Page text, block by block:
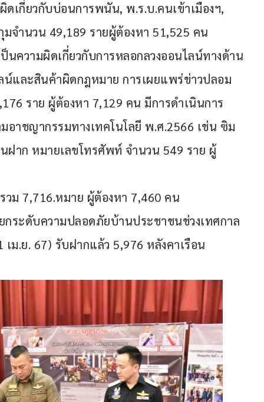
เกี่ยวกับบ่อนการพนัน, พ.ร.บ.คนเข้าเมืองฯ,
จำนวน 49,189 รายผู้ต้องหา 51,525 คน
นความผิดเกี่ยวกับการหลอกลวงออนไลน์ทางด้าน
น์และสินค้าผิดกฎหมาย การเผยแพร่ข่าวปลอม
ราย ผู้ต้องหา 7,129 คน มีการดำเนินการ
าชญากรรมทางเทคโนโลยี พ.ศ.2566 เช่น ซิม
าก หมายเลขโทรศัพท์ จำนวน 549 ราย ผู้
ม 7,716.หมาย ผู้ต้องหา 7,460 คน
กระดับความปลอดภัยบ้านประชาชนช่วงเทศกาล
ม.ย. 67) รับฝากแล้ว 5,976 หลังคาเรือน